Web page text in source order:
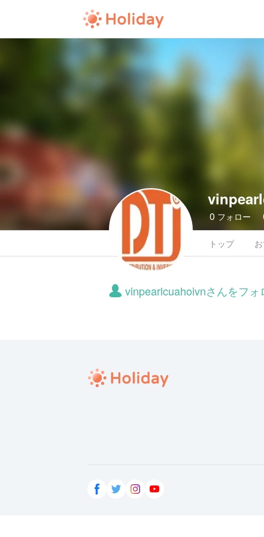
0 フォロー
トップ
vinpearlcuahoivnさんをフ